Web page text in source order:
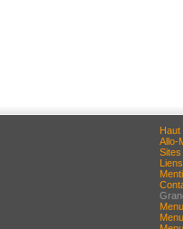
Haut
Allo-
Sites